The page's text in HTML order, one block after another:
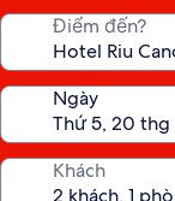
Điểm đến?
Ngày
Khách